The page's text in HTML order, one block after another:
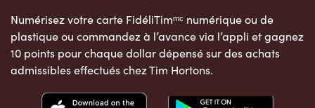
Numérisez votre carte FidéliTimᵐᶜ numérique ou de
plastique ou commandez à l’avance via l’appli et gagnez
10 points pour chaque dollar dépensé sur des achats
admissibles effectués chez Tim Hortons.